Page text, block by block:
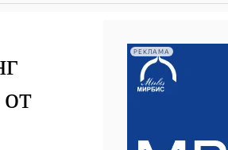
РЕКЛАМА